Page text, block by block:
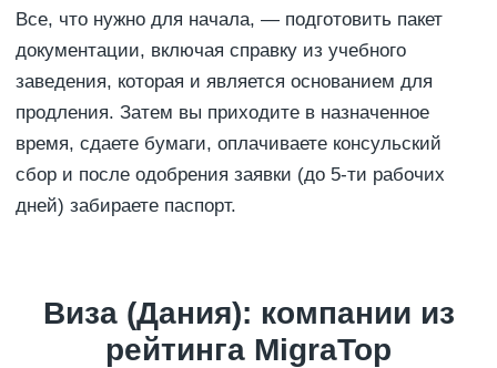
Все, что нужно для начала, — подготовить пакет
документации, включая справку из учебного
заведения, которая и является основанием для
продления. Затем вы приходите в назначенное
время, сдаете бумаги, оплачиваете консульский
сбор и после одобрения заявки (до 5-ти рабочих
дней) забираете паспорт.
Виза (Дания): компании из
рейтинга MigraTop